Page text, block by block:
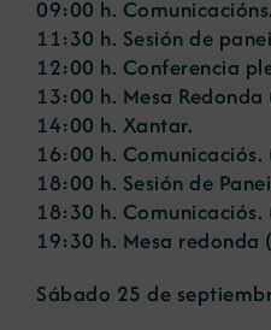
09:00 h.
11:30 h. Sesión de
12:00 h. Conferencia
13:00 h. Mesa
14:00 h. Xantar.
16:00 h. Comunicaciós.
18:00 h. Sesión de
18:30 h. Comunicaciós.
19:30 h. Mesa
Sábado 25 de